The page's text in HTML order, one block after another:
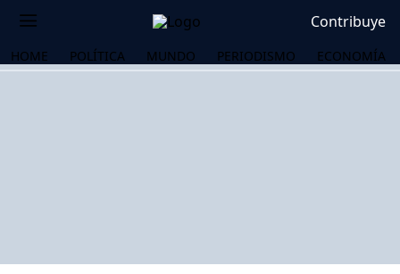
Contribuye
HOME POLÍTICA MUNDO PERIODISMO ECONOMÍA